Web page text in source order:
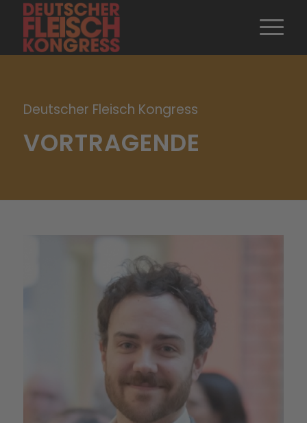
Deutscher Fleisch Kongress
VORTRAGENDE